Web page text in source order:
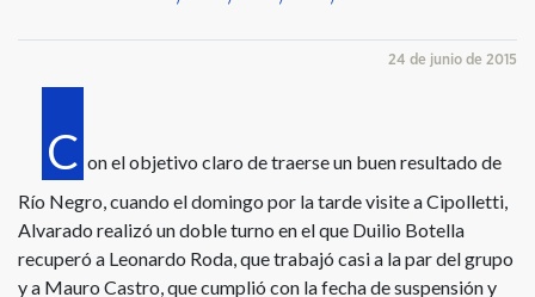
24 de junio de 2015
C on el objetivo claro de traerse un buen resultado de
Río Negro, cuando el domingo por la tarde visite a Cipolletti,
Alvarado realizó un doble turno en el que Duilio Botella
recuperó a Leonardo Roda, que trabajó casi a la par del grupo
y a Mauro Castro, que cumplió con la fecha de suspensión y